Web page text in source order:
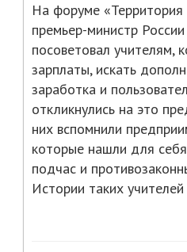
На форуме
премьер-министр
посоветовал учителям,
зарплаты, искать
заработка и
откликнулись на это
них вспомнили
которые нашли для
подчас и
Истории таких